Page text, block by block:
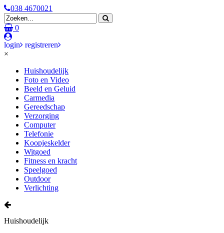
038 4670021
0
login
registreren
×
Huishoudelijk
Foto en Video
Beeld en Geluid
Carmedia
Gereedschap
Verzorging
Computer
Telefonie
Koopjeskelder
Witgoed
Fitness en kracht
Speelgoed
Outdoor
Verlichting
Huishoudelijk